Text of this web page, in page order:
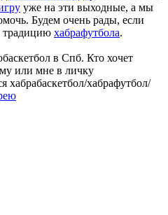
уже на эти выходные, а мы
Будем очень рады, если
традицию хабрафутбола.
в Спб. Кто хочет
или мне в личку
хабрабаскетбол/хабрафутбол/